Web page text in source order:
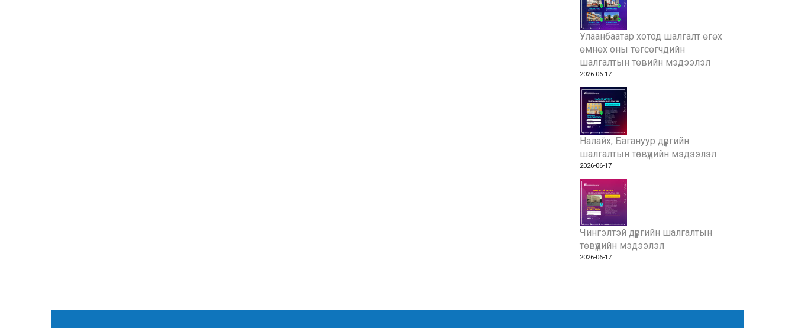
Улаанбаатар хотод шалгалт өгөх
өмнөх оны төгсөгчдийн
шалгалтын төвийн мэдээлэл
2026-06-17
Налайх, Багануур дүүргийн
шалгалтын төвүүдийн мэдээлэл
2026-06-17
Чингэлтэй дүүргийн шалгалтын
төвүүдийн мэдээлэл
2026-06-17